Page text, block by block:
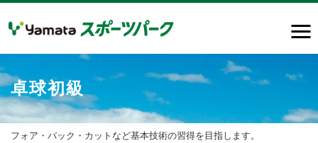
卓球初級
フォア・バック・カットなど基本技術の習得を目指します。